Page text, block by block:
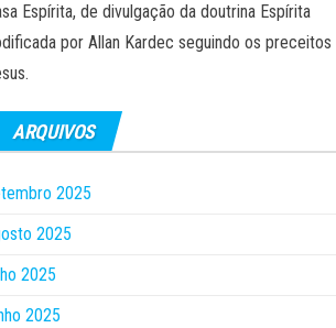
Espírita, de divulgação da doutrina Espírita
por Allan Kardec seguindo os preceitos
ARQUIVOS
2025
2025
2025
2025